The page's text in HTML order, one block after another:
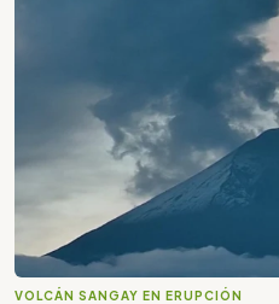
VOLCÁN SANGAY EN ERUPCIÓN